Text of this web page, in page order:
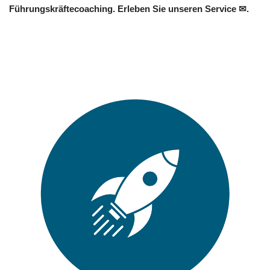
Führungskräftecoaching. Erleben Sie unseren Service ✉.